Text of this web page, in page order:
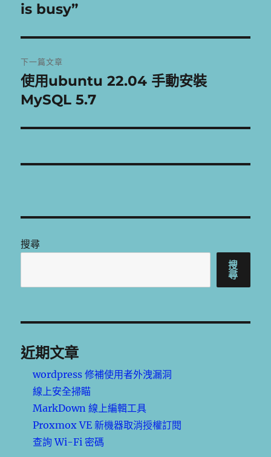
導
覽
一
文
章:
is busy”
下一篇文章
下
一
文
使用ubuntu 22.04 手動安裝
MySQL 5.7
搜尋
搜
尋
近期文章
wordpress 修補使用者外洩漏洞
線上安全掃瞄
MarkDown 線上編輯工具
Proxmox VE 新機器取消授權訂閱
查詢 Wi-Fi 密碼